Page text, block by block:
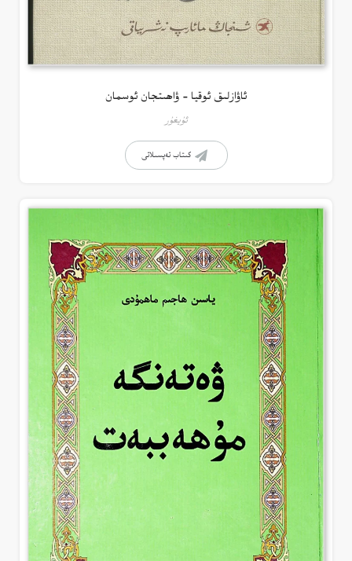
ئاۋازلىق ئوقيا – ۋاھىتجان ئوسمان
ئۇيغۇر
كىتاب تەپسىلاتى